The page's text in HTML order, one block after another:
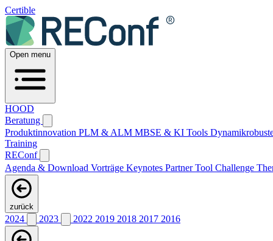
Certible
Open menu
HOOD
Beratung
Produktinnovation PLM & ALM MBSE & KI Tools
Training
REConf
Agenda & Download Vorträge Keynotes PartnerTool Challenge
zurück
2024 2023 2022 2019 2018 2017 2016